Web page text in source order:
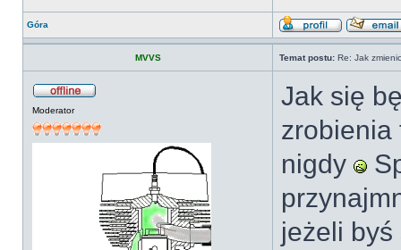
Góra
MVVS Temat postu: Re: Jak
Moderator
Jak się
zrobienia
nigdy
jeżeli byś